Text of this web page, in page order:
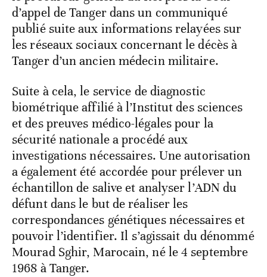
d’appel de Tanger dans un communiqué
publié suite aux informations relayées sur
les réseaux sociaux concernant le décès à
Tanger d’un ancien médecin militaire.
Suite à cela, le service de diagnostic
biométrique affilié à l’Institut des sciences
et des preuves médico-légales pour la
sécurité nationale a procédé aux
investigations nécessaires. Une autorisation
a également été accordée pour prélever un
échantillon de salive et analyser l’ADN du
défunt dans le but de réaliser les
correspondances génétiques nécessaires et
pouvoir l’identifier. Il s’agissait du dénommé
Mourad Sghir, Marocain, né le 4 septembre
1968 à Tanger.